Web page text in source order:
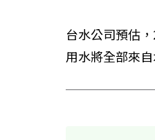
台水公司預估
用水將全部來